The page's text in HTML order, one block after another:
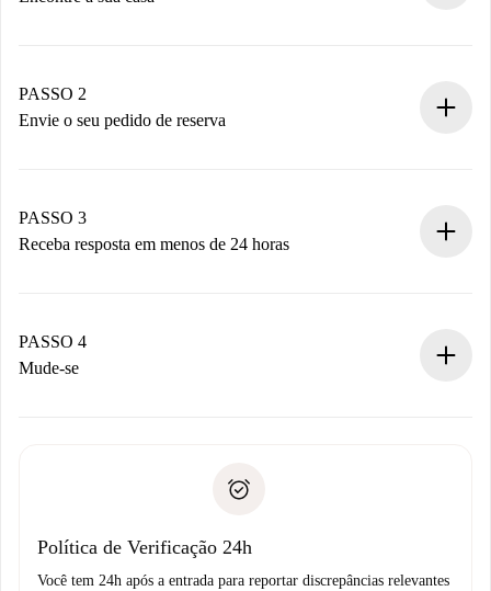
Você tem todas as informações necessárias
antecipadamente.
PASSO 2
Envie o seu pedido de reserva
Não cobramos nada até que o proprietário confirme.
PASSO 3
Receba resposta em menos de 24 horas
proprietário.
Se recusada: não cobraremos nada e ofereceremos
Débito direto bancário
PASSO 4
Mude-se
não comunicar nenhum problema.
Política de Verificação 24h
Você tem 24h após a entrada para reportar discrepâncias relevantes